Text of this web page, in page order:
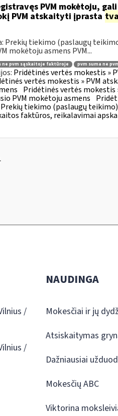
PVM mokėtoju,
PVM atskaityti įprasta
Prekių tiekimo (paslaugų
mokėtoju asmens PVM...
ne pvm sąskaitoje faktūroje
pvm suma ne
Pridėtinės vertės mokestis »
vertės mokestis » PVM
Pridėtinės vertės mokestis
PVM mokėtoju asmens
tiekimo (paslaugų
faktūros, reikalavimai
/
/
NAUDINGA
Mokesčiai ir jų
Atsiskaitymas
Dažniausiai
Mokesčių ABC
Viktorina